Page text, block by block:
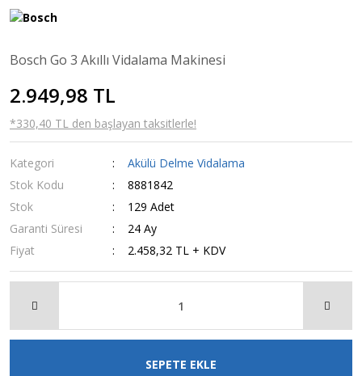
Bosch Go 3 Akıllı Vidalama Makinesi
2.949,98 TL
*330,40 TL den başlayan taksitlerle!
Kategori
Akülü Delme Vidalama
Stok Kodu
8881842
Stok
129 Adet
Garanti Süresi
24 Ay
Fiyat
2.458,32 TL + KDV
SEPETE EKLE